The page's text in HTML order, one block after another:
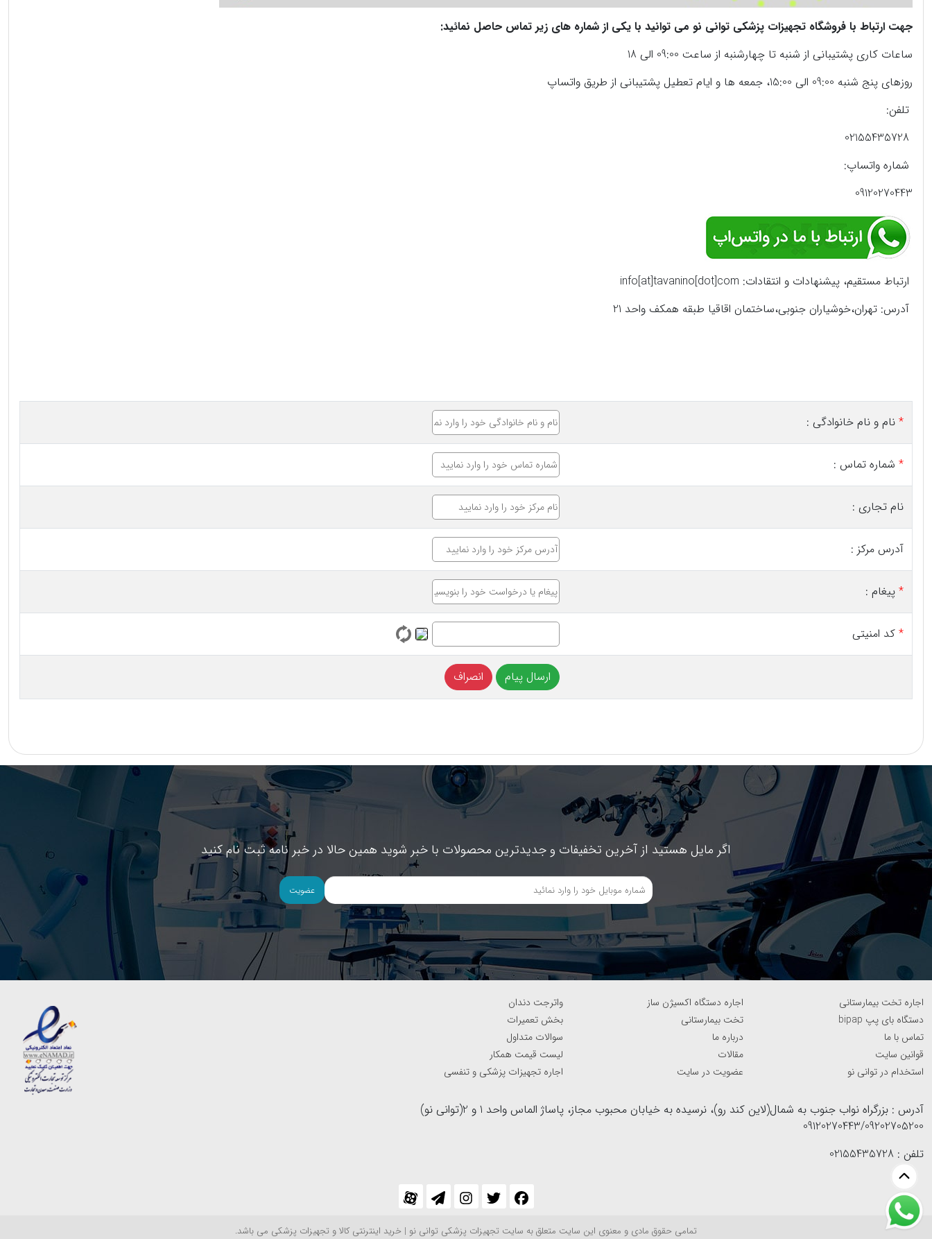
جهت ارتباط با فروشگاه تجهیزات پزشکی توانی نو می توانید با یکی از شماره های زیر تماس حاصل نمائید:
ساعات کاری پشتیبانی از شنبه تا چهارشنبه از ساعت 09:00 الی 18
روزهای پنج شنبه 09:00 الی 15:00، جمعه ها و ایام تعطیل پشتیبانی از طریق واتساپ
تلفن:
02155435728
شماره واتساپ:
09120270443
ارتباط مستقیم، پیشنهادات و انتقادات: info[at]tavanino[dot]com
آدرس: تهران،خوشیاران جنوبی،ساختمان اقاقیا طبقه همکف واحد 21
* نام و نام خانوادگی :
* شماره تماس :
نام تجاری :
آدرس مرکز :
* پیغام :
* کد امنیتی
اگر مایل هستید از آخرین تخفیفات و جدیدترین محصولات با خبر شوید همین حالا در خبر نامه ثبت نام کنید
عضویت
اجاره تخت بیمارستانی اجاره دستگاه اکسیژن ساز
واترجت دندان
دستگاه بای پپ bipap
تخت بیمارستانی
بخش تعمیرات
تماس با ما
درباره ما
سوالات متداول
قوانین سایت
مقالات
لیست قیمت همکار
استخدام در توانی نو
عضویت در سایت اجاره تجهیزات پزشکی و تنفسی
آدرس : بزرگراه نواب جنوب به شمال(لاین کند رو)، نرسیده به خیابان محبوب مجاز، پاساژ الماس واحد 1 و 2(توانی نو)
09120270443/09202705200
تلفن : 02155435728
تمامی حقوق مادی و معنوی این سایت متعلق به سایت تجهیزات پزشکی توانی نو | خرید اینترنتی کالا و تجهیزات پزشکی می باشد.